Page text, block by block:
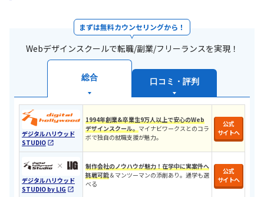
まずは無料カウンセリングから！
Webデザインスクールで転職/副業/フリーランスを実現！
総合 口コミ・評判
デジタルハリウッド
STUDIO
1994年創業&卒業生9万人以上で安心のWeb
デザインスクール。 マイナビワークスとのコラ
ボで独自の就職支援が魅力。
公式
サイトへ
デジタルハリウッド
STUDIO by LIG
制作会社のノウハウが魅力！在学中に実案件へ
挑戦可能＆マンツーマンの添削あり。通学も選
べる
公式
サイトへ